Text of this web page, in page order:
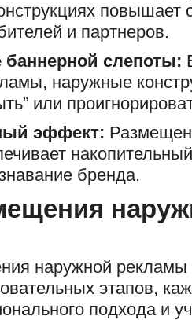
повышает
и партнеров.
баннерной слепоты:
наружные
или
эффект:
бренда.
наружной рекламы
этапов,
подхода и